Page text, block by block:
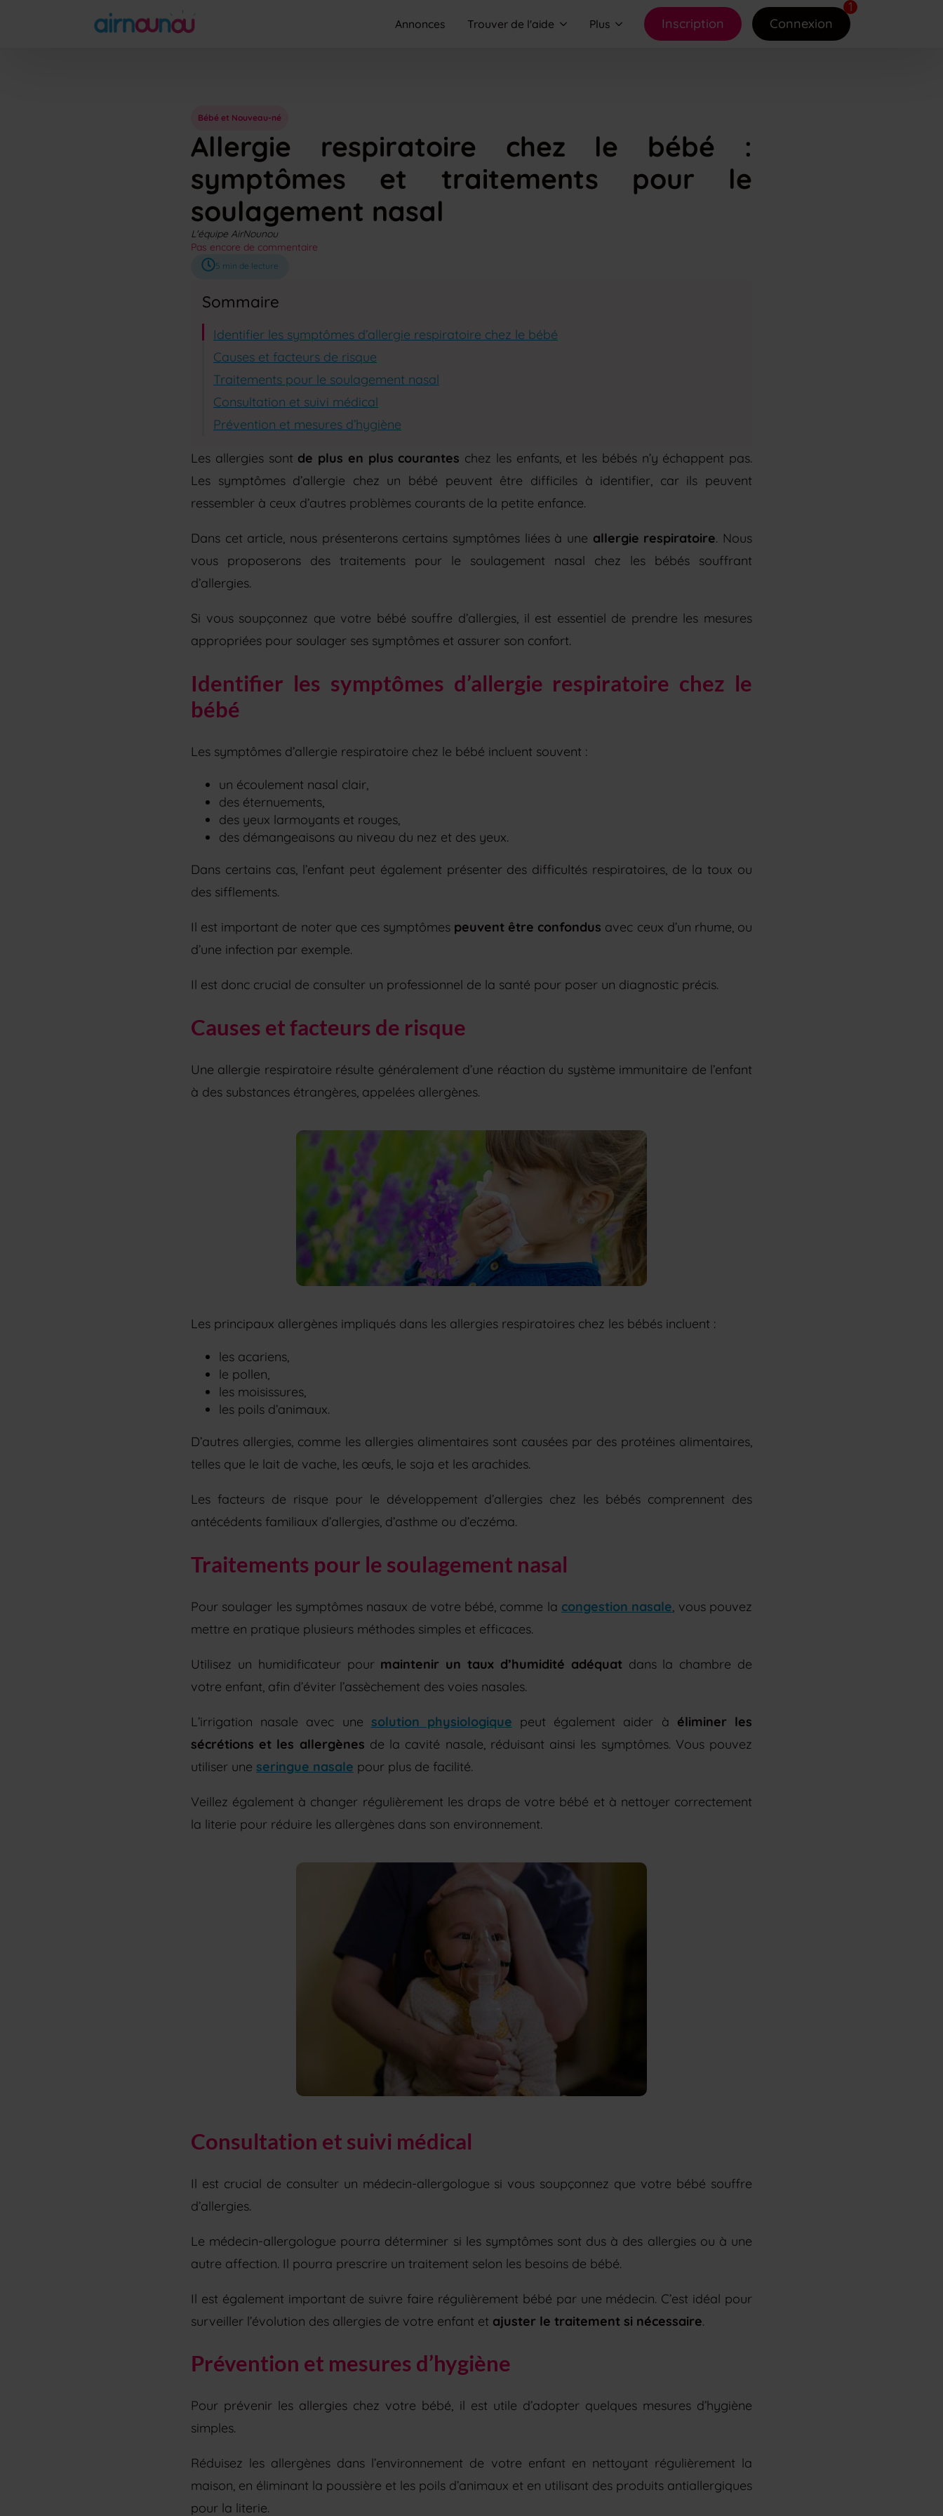
Annonces Trouver de l'aide Plus Inscription Connexion
Bébé et Nouveau-né
Allergie respiratoire chez le bébé :
symptômes et traitements pour le
soulagement nasal
L'équipe AirNounou
Pas encore de commentaire
5 min de lecture
Sommaire
Identifier les symptômes d’allergie respiratoire chez le bébé
Causes et facteurs de risque
Traitements pour le soulagement nasal
Consultation et suivi médical
Prévention et mesures d’hygiène
Les allergies sont de plus en plus courantes chez les enfants, et les bébés n’y échappent pas.
Les symptômes d’allergie chez un bébé peuvent être difficiles à identifier, car ils peuvent
ressembler à ceux d’autres problèmes courants de la petite enfance.
Dans cet article, nous présenterons certains symptômes liées à une allergie respiratoire. Nous
vous proposerons des traitements pour le soulagement nasal chez les bébés souffrant
d’allergies.
Si vous soupçonnez que votre bébé souffre d’allergies, il est essentiel de prendre les mesures
appropriées pour soulager ses symptômes et assurer son confort.
Identifier les symptômes d’allergie respiratoire chez le
bébé
Les symptômes d’allergie respiratoire chez le bébé incluent souvent :
un écoulement nasal clair,
des éternuements,
des yeux larmoyants et rouges,
des démangeaisons au niveau du nez et des yeux.
Dans certains cas, l’enfant peut également présenter des difficultés respiratoires, de la toux ou
des sifflements.
Il est important de noter que ces symptômes peuvent être confondus avec ceux d’un rhume, ou
d’une infection par exemple.
Il est donc crucial de consulter un professionnel de la santé pour poser un diagnostic précis.
Causes et facteurs de risque
Une allergie respiratoire résulte généralement d’une réaction du système immunitaire de l’enfant
à des substances étrangères, appelées allergènes.
Les principaux allergènes impliqués dans les allergies respiratoires chez les bébés incluent :
les acariens,
le pollen,
les moisissures,
les poils d’animaux.
D’autres allergies, comme les allergies alimentaires sont causées par des protéines alimentaires,
telles que le lait de vache, les œufs, le soja et les arachides.
Les facteurs de risque pour le développement d’allergies chez les bébés comprennent des
antécédents familiaux d’allergies, d’asthme ou d’eczéma.
Traitements pour le soulagement nasal
Pour soulager les symptômes nasaux de votre bébé, comme la congestion nasale, vous pouvez
mettre en pratique plusieurs méthodes simples et efficaces.
Utilisez un humidificateur pour maintenir un taux d’humidité adéquatdans la chambre de
votre enfant, afin d’éviter l’assèchement des voies nasales.
L’irrigation nasale avec une solution physiologique peut également aider à éliminer les
sécrétions et les allergènes de la cavité nasale, réduisant ainsi les symptômes. Vous pouvez
utiliser une seringue nasale pour plus de facilité.
Veillez également à changer régulièrement les draps de votre bébé et à nettoyer correctement
la literie pour réduire les allergènes dans son environnement.
Consultation et suivi médical
Il est crucial de consulter un médecin-allergologue si vous soupçonnez que votre bébé souffre
d’allergies.
Le médecin-allergologue pourra déterminer si les symptômes sont dus à des allergies ou à une
autre affection. Il pourra prescrire un traitement selon les besoins de bébé.
Il est également important de suivre faire régulièrement bébé par une médecin. C’est idéal pour
surveiller l’évolution des allergies de votre enfant et ajuster le traitement si nécessaire.
Prévention et mesures d’hygiène
Pour prévenir les allergies chez votre bébé, il est utile d’adopter quelques mesures d’hygiène
simples.
Réduisez les allergènes dans l’environnement de votre enfant en nettoyant régulièrement la
maison, en éliminant la poussière et les poils d’animaux et en utilisant des produits antiallergiques
pour la literie.